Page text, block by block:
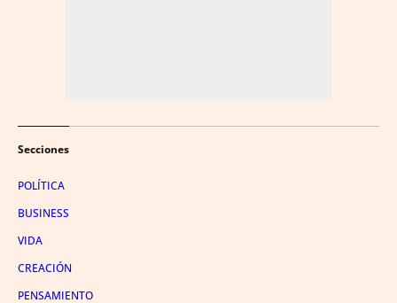
Secciones
POLÍTICA
BUSINESS
VIDA
CREACIÓN
PENSAMIENTO